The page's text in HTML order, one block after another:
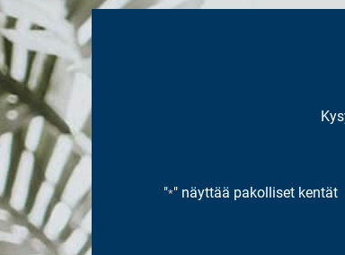
"*" näyttää pakolliset kentät